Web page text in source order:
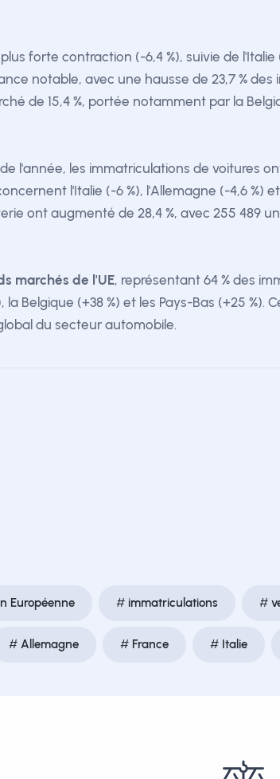
forte contraction (-6,4 %), suivie de
notable, avec une hausse de 23,7 %
de 15,4 %, portée notamment par la
l'année, les immatriculations de voitures
l'Italie (-6 %), l'Allemagne (-4,6 %)
ont augmenté de 28,4 %, avec 255 489
marchés de l'UE, représentant 64 % des
la Belgique (+38 %) et les Pays-Bas (+25
du secteur automobile.
Européenne immatriculations
Allemagne France Italie